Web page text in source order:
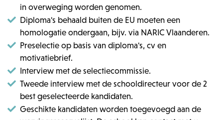
in overweging worden genomen.
Diploma's behaald buiten de EU moeten een
homologatie ondergaan, bijv. via NARIC Vlaanderen.
Preselectie op basis van diploma's, cv en
motivatiebrief.
Interview met de selectiecommissie.
Tweede interview met de schooldirecteur voor de 2
best geselecteerde kandidaten.
Geschikte kandidaten worden toegevoegd aan de